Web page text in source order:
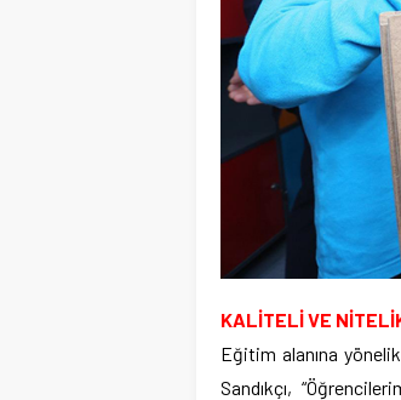
KALİTELİ VE
Eğitim alanına
Sandıkçı,